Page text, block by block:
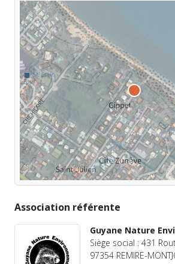
Association référente
Guyane Nature
Siège social : 431
97354 REMIRE-